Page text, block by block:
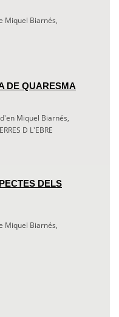
Miquel Biarnés,
DE QUARESMA
Miquel Biarnés,
D L'EBRE
DELS
Miquel Biarnés,